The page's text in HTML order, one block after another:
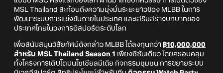
MSL Thailand สะท้อนถึงความมุ่งมั่นระยะยาวของ MLBB ในการ
พัฒนาระบบการแข่งขันภายในประเทศ และเสริมสร้างบทบาทของ
ประเทศไทยในวงการอีสปอร์ตระดับโลก
เพื่อสนับสนุนวิสัยทัศน์ดังกล่าว MLBB ได้ลงทุนกว่า ฿10,000,000
สำหรับ MSL Thailand Season 1 เพียงซีซันเดียว โดยครอบคลุม
ทั้งโครงการเติบโตบนโซเชียลมีเดีย กิจกรรมชุมชน การขยายระบบ